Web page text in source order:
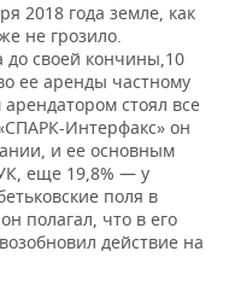
2018 года земле, как
не грозило.
до своей кончины,10
ее аренды частному
стоял все
Инте­рфакс» он
и ее основным
еще 19,8% — у
поля в
полагал, что в его
действие на